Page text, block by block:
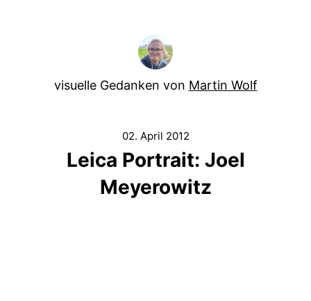
visuelle Gedanken von Martin Wolf
02. April 2012
Leica Portrait: Joel
Meyerowitz